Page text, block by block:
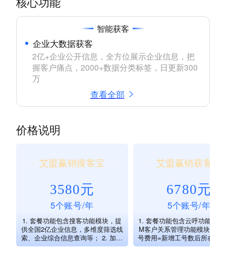
智能获客
企业大数据获客
2亿+企业公开信息，全方位展示企业信息，把
握客户痛点，2000+数据分类标签，日更新300
万
查看全部
价格说明
艾盟赢销搜客宝
3580元
5个账号/年
1. 套餐功能包含搜客功能模块，提
供全国2亿企业信息，多维度筛选线
索、企业综合信息查询等； 2. 加工
号费用=新增工号数后所在档位的单
艾盟赢销获客通
6780元
5个账号/年
1. 套餐功能包含云呼功能模块
M客户关系管理功能模块；
号费用=新增工号数后所在档
工号单价*新增工号数*系统